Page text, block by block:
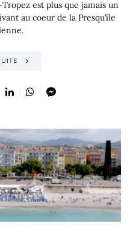
est plus que jamais un
au coeur de la Presqu’île